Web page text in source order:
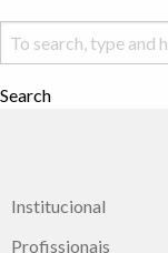
Search
Institucional
Profissionais